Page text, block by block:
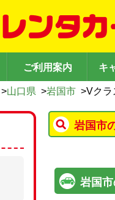
ご利用案内 キ
>山口県 >岩国市 >Vクラ
岩国市
岩国